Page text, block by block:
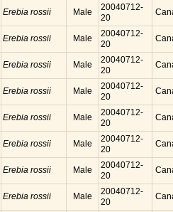
Erebia rossii Male
20040712-
20
Erebia rossii Male
20040712-
20
Erebia rossii Male
20040712-
20
Erebia rossii Male
20040712-
20
Erebia rossii Male
20040712-
20
Erebia rossii Male
20040712-
20
Erebia rossii Male
20040712-
20
Erebia rossii Male
20040712-
20